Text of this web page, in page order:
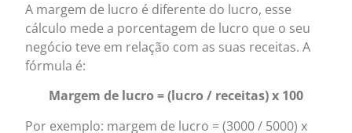
A margem de lucro é diferente do lucro, esse
cálculo mede a porcentagem de lucro que o seu
negócio teve em relação com as suas receitas. A
fórmula é:
Margem de lucro = (lucro / receitas) x 100
Por exemplo: margem de lucro = (3000 / 5000) x